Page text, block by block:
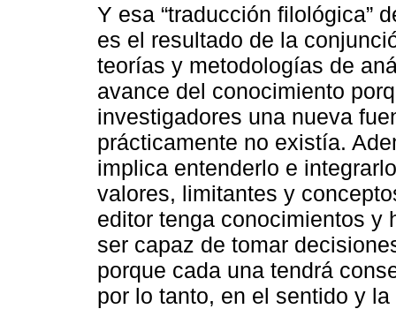
Y esa “traducción filológica”
es el resultado de la
teorías y metodologías de
avance del conocimiento
investigadores una nueva
prácticamente no existía.
implica entenderlo e
valores, limitantes y
editor tenga conocimientos y
ser capaz de tomar
porque cada una tendrá
por lo tanto, en el sentido y